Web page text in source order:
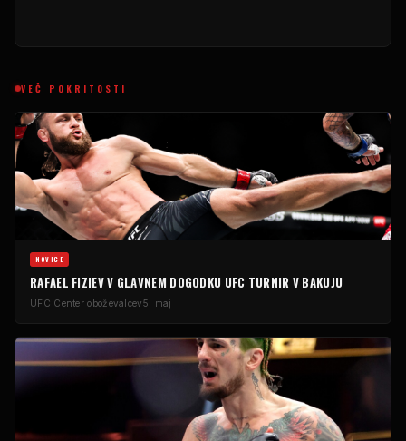
VEČ POKRITOSTI
NOVICE
RAFAEL FIZIEV V GLAVNEM DOGODKU UFC TURNIR V BAKUJU
UFC Center oboževalcev5. maj